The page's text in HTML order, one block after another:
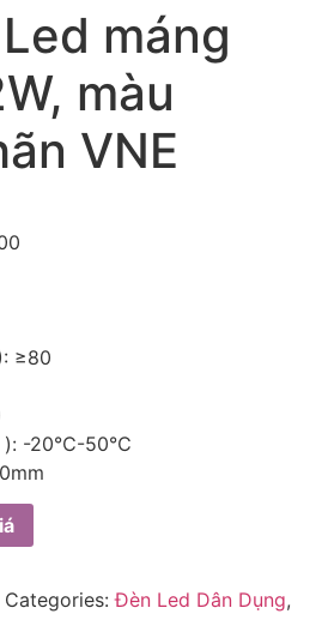
máng
màu
VNE
≥80
): -20℃-50℃
Categories:Đèn Led Dân Dụng,